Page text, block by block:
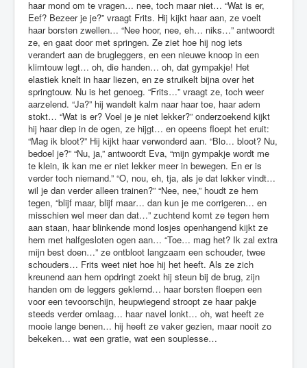
haar mond om te vragen… nee, toch maar niet… “Wat is er,
Eef? Bezeer je je?” vraagt Frits. Hij kijkt haar aan, ze voelt
haar borsten zwellen… “Nee hoor, nee, eh… niks…” antwoordt
ze, en gaat door met springen. Ze ziet hoe hij nog iets
verandert aan de brugleggers, en een nieuwe knoop in een
klimtouw legt… oh, die handen… oh, dat gympakje! Het
elastiek knelt in haar liezen, en ze struikelt bijna over het
springtouw. Nu is het genoeg. “Frits…” vraagt ze, toch weer
aarzelend. “Ja?” hij wandelt kalm naar haar toe, haar adem
stokt… “Wat is er? Voel je je niet lekker?” onderzoekend kijkt
hij haar diep in de ogen, ze hijgt… en opeens floept het eruit:
“Mag ik bloot?” Hij kijkt haar verwonderd aan. “Blo… bloot? Nu,
bedoel je?” “Nu, ja,” antwoordt Eva, “mijn gympakje wordt me
te klein, ik kan me er niet lekker meer in bewegen. En er is
verder toch niemand.” “O, nou, eh, tja, als je dat lekker vindt…
wil je dan verder alleen trainen?” “Nee, nee,” houdt ze hem
tegen, “blijf maar, blijf maar… dan kun je me corrigeren… en
misschien wel meer dan dat…” zuchtend komt ze tegen hem
aan staan, haar blinkende mond losjes openhangend kijkt ze
hem met halfgesloten ogen aan… “Toe… mag het? Ik zal extra
mijn best doen…” ze ontbloot langzaam een schouder, twee
schouders… Frits weet niet hoe hij het heeft. Als ze zich
kreunend aan hem opdringt zoekt hij steun bij de brug, zijn
handen om de leggers geklemd… haar borsten floepen een
voor een tevoorschijn, heupwiegend stroopt ze haar pakje
steeds verder omlaag… haar navel lonkt… oh, wat heeft ze
mooie lange benen… hij heeft ze vaker gezien, maar nooit zo
bekeken… wat een gratie, wat een souplesse…